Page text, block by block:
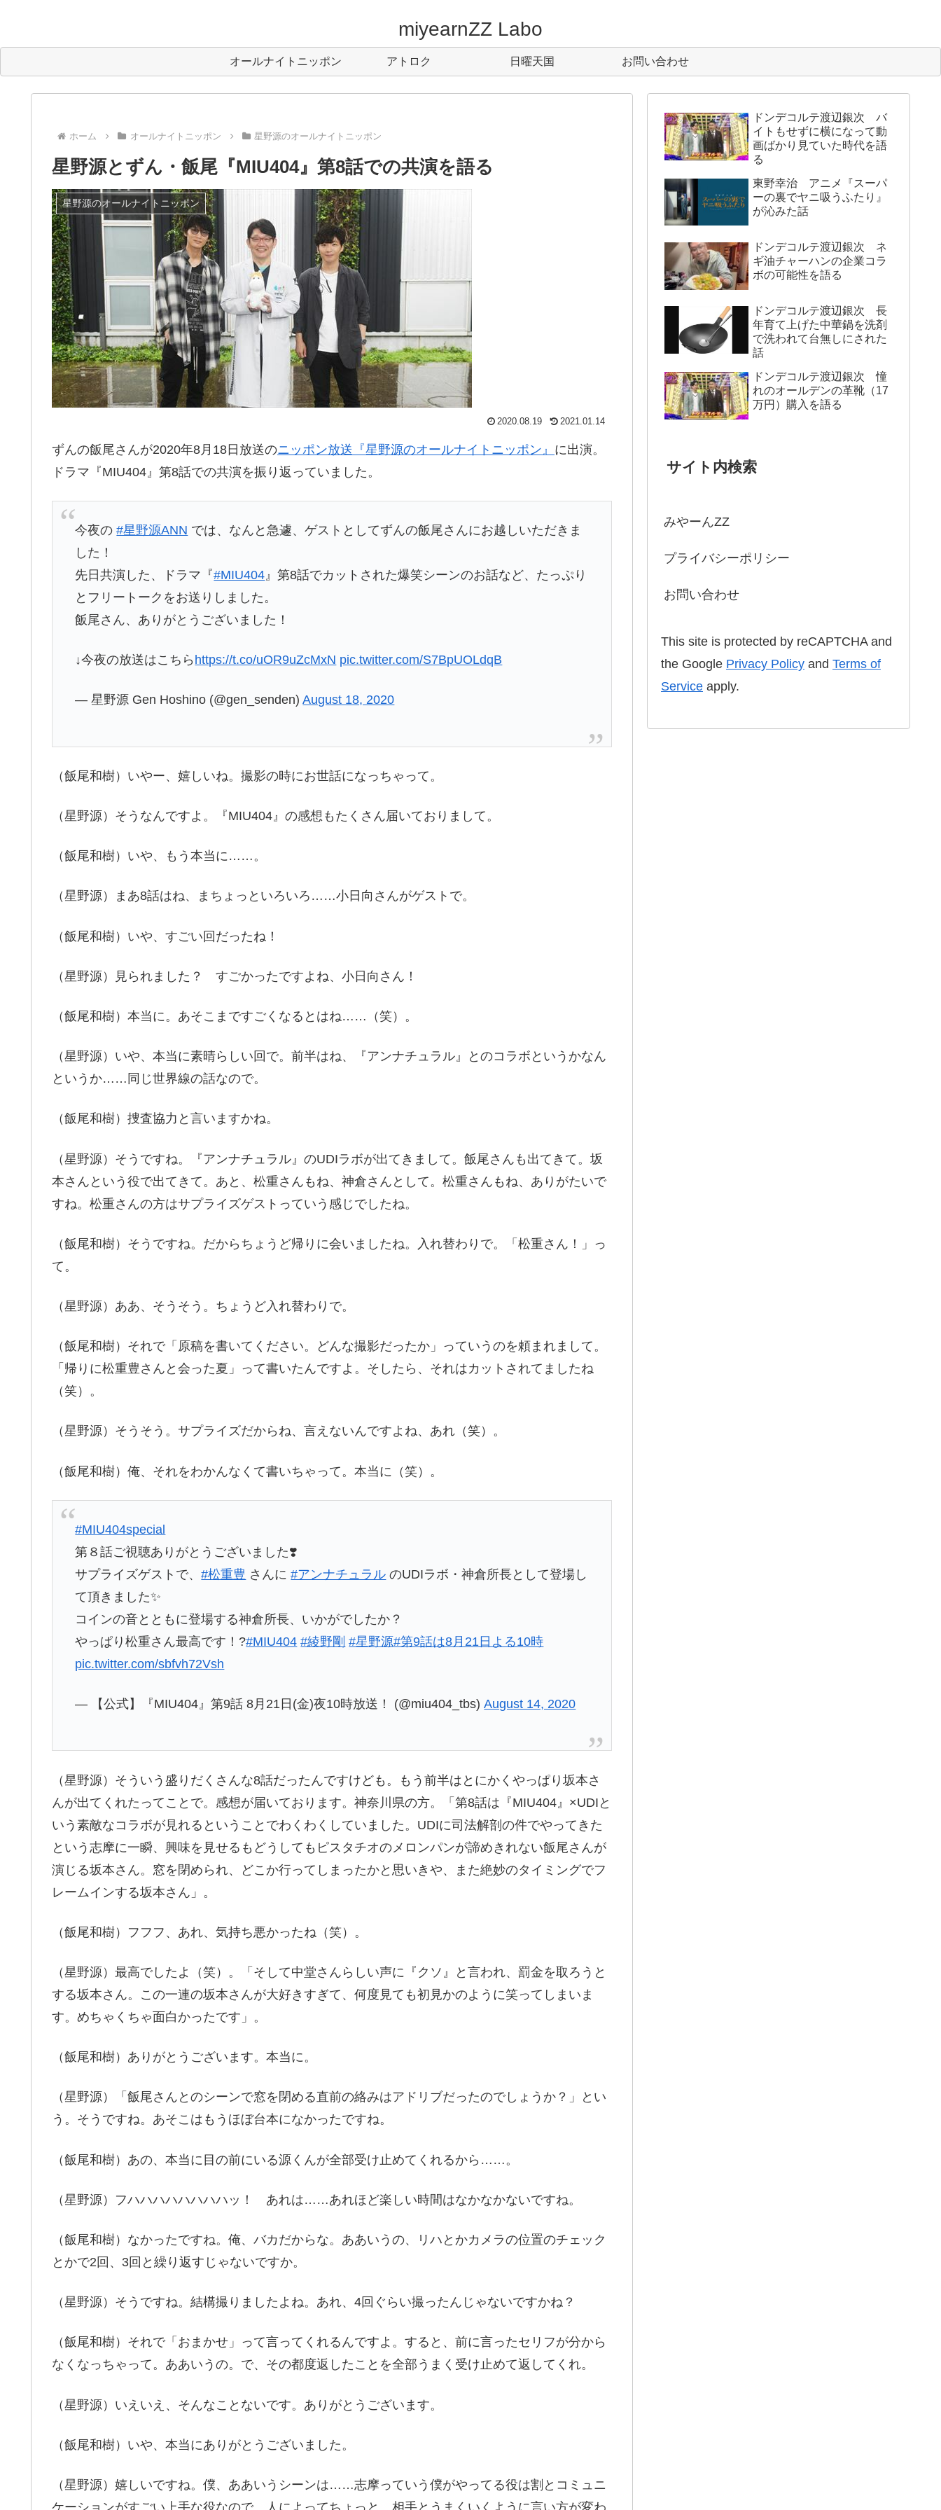
miyearnZZ Labo
オールナイトニッポン アトロク 日曜天国 お問い合わせ
ホーム オールナイトニッポン 星野源のオールナイトニッポン
星野源とずん・飯尾『MIU404』第8話での共演を語る
星野源のオールナイトニッポン
2020.08.19 2021.01.14
ずんの飯尾さんが2020年8月18日放送のニッポン放送『星野源のオールナイトニッポン』 に出演。
ドラマ『MIU404』第8話での共演を振り返っていました。
今夜の#星野源ANN では、なんと急遽、ゲストとしてずんの飯尾さんにお越しいただきま
した！
先日共演した、ドラマ『#MIU404 』第8話でカットされた爆笑シーンのお話など、たっぷり
とフリートークをお送りしました。
飯尾さん、ありがとうございました！
↓今夜の放送はこちら https://t.co/uOR9uZcMxN pic.twitter.com/S7BpUOLdqB
— 星野源 Gen Hoshino (@gen_senden)August 18, 2020
（飯尾和樹）いやー、嬉しいね。撮影の時にお世話になっちゃって。
（星野源）そうなんですよ。『MIU404』の感想もたくさん届いておりまして。
（飯尾和樹）いや、もう本当に……。
（星野源）まあ8話はね、まちょっといろいろ……小日向さんがゲストで。
（飯尾和樹）いや、すごい回だったね！
（星野源）見られました？ すごかったですよね、小日向さん！
（飯尾和樹）本当に。あそこまですごくなるとはね……（笑）。
（星野源）いや、本当に素晴らしい回で。前半はね、『アンナチュラル』とのコラボというかなん
というか……同じ世界線の話なので。
（飯尾和樹）捜査協力と言いますかね。
（星野源）そうですね。『アンナチュラル』のUDIラボが出てきまして。飯尾さんも出てきて。坂
本さんという役で出てきて。あと、松重さんもね、神倉さんとして。松重さんもね、ありがたいで
すね。松重さんの方はサプライズゲストっていう感じでしたね。
（飯尾和樹）そうですね。だからちょうど帰りに会いましたね。入れ替わりで。「松重さん！」っ
て。
（星野源）ああ、そうそう。ちょうど入れ替わりで。
（飯尾和樹）それで「原稿を書いてください。どんな撮影だったか」っていうのを頼まれまして。
「帰りに松重豊さんと会った夏」って書いたんですよ。そしたら、それはカットされてましたね
（笑）。
（星野源）そうそう。サプライズだからね、言えないんですよね、あれ（笑）。
（飯尾和樹）俺、それをわかんなくて書いちゃって。本当に（笑）。
#MIU404special
第８話ご視聴ありがとうございました❣️
サプライズゲストで、#松重豊 さんに#アンナチュラル のUDIラボ・神倉所長として登場し
て頂きました✨
コインの音とともに登場する神倉所長、いかがでしたか？
やっぱり松重さん最高です！?#MIU404 #綾野剛 #星野源#第9話は8月21日よる10時
pic.twitter.com/sbfvh72Vsh
— 【公式】『MIU404』第9話 8月21日(金)夜10時放送！ (@miu404_tbs)August 14, 2020
（星野源）そういう盛りだくさんな8話だったんですけども。もう前半はとにかくやっぱり坂本さ
んが出てくれたってことで。感想が届いております。神奈川県の方。「第8話は『MIU404』×UDIと
いう素敵なコラボが見れるということでわくわくしていました。UDIに司法解剖の件でやってきた
という志摩に一瞬、興味を見せるもどうしてもピスタチオのメロンパンが諦めきれない飯尾さんが
演じる坂本さん。窓を閉められ、どこか行ってしまったかと思いきや、また絶妙のタイミングでフ
レームインする坂本さん」。
（飯尾和樹）フフフ、あれ、気持ち悪かったね（笑）。
（星野源）最高でしたよ（笑）。「そして中堂さんらしい声に『クソ』と言われ、罰金を取ろうと
する坂本さん。この一連の坂本さんが大好きすぎて、何度見ても初見かのように笑ってしまいま
す。めちゃくちゃ面白かったです」。
（飯尾和樹）ありがとうございます。本当に。
（星野源）「飯尾さんとのシーンで窓を閉める直前の絡みはアドリブだったのでしょうか？」とい
う。そうですね。あそこはもうほぼ台本になかったですね。
（飯尾和樹）あの、本当に目の前にいる源くんが全部受け止めてくれるから……。
（星野源）フハハハハハハハハッ！ あれは……あれほど楽しい時間はなかなかないですね。
（飯尾和樹）なかったですね。俺、バカだからな。ああいうの、リハとかカメラの位置のチェック
とかで2回、3回と繰り返すじゃないですか。
（星野源）そうですね。結構撮りましたよね。あれ、4回ぐらい撮ったんじゃないですかね？
（飯尾和樹）それで「おまかせ」って言ってくれるんですよ。すると、前に言ったセリフが分から
なくなっちゃって。ああいうの。で、その都度返したことを全部うまく受け止めて返してくれ。
（星野源）いえいえ、そんなことないです。ありがとうございます。
（飯尾和樹）いや、本当にありがとうございました。
（星野源）嬉しいですね。僕、ああいうシーンは……志摩っていう僕がやってる役は割とコミュニ
ケーションがすごい上手な役なので。人によってちょっと、相手とうまくいくように言い方が変わ
ドンデコルテ渡辺銀次 バ
イトもせずに横になって動
画ばかり見ていた時代を語
る
東野幸治 アニメ『スーパ
ーの裏でヤニ吸うふたり』
が沁みた話
ドンデコルテ渡辺銀次 ネ
ギ油チャーハンの企業コラ
ボの可能性を語る
ドンデコルテ渡辺銀次 長
年育て上げた中華鍋を洗剤
で洗われて台無しにされた
話
ドンデコルテ渡辺銀次 憧
れのオールデンの革靴（17
万円）購入を語る
サイト内検索
みやーんZZ
プライバシーポリシー
お問い合わせ
This site is protected by reCAPTCHA and
the Google Privacy Policy and Terms of
Service apply.